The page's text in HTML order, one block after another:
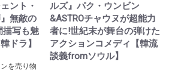
ント・
無敵の
描写も魅
ドラ】
を売り物
ルズ』パク・ウンビン
&ASTROチャウヌが超能力
者に!世紀末が舞台の弾けた
アクションコメディ【韓流
談義fromソウル】